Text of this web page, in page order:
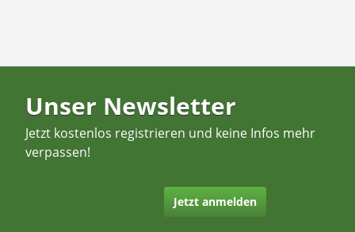
Unser Newsletter
Jetzt kostenlos registrieren und keine Infos mehr
verpassen!
Jetzt anmelden